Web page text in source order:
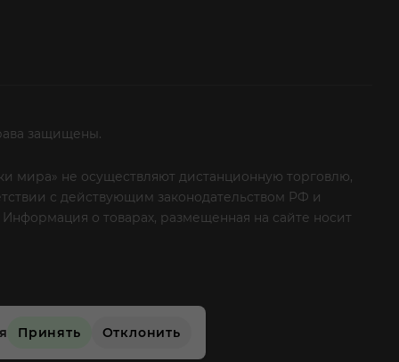
Принять Отклонить
защищены.
мира» не осуществляют дистанционную торговлю,
с действующим законодательством РФ и
о товарах, размещенная на сайте носит